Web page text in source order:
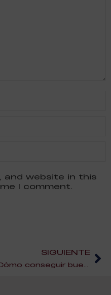
and website in this
I comment.
SIGUIENTE